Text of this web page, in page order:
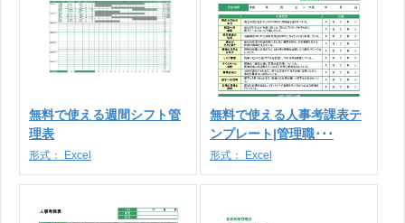
無料で使える週間シフト管
理表
形式： Excel
無料で使える人事考課表テ
ンプレート|管理職･･･
形式： Excel